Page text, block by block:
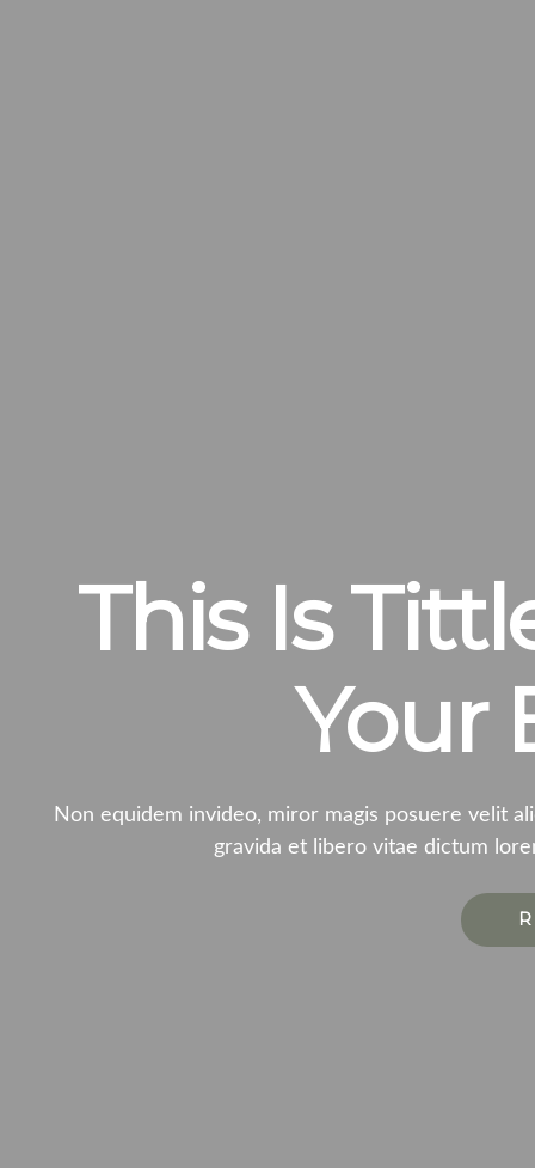
This Is
Your
Non equidem invideo, miror magis posuere velit
gravida et libero vitae dictum